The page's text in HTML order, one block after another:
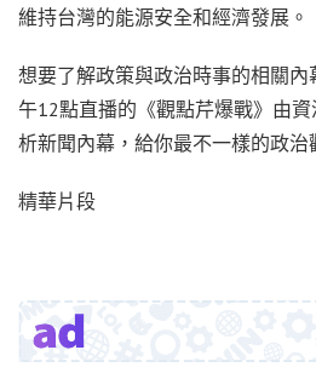
維持台灣的能源安全和經濟發展。
想要了解政策與政治時事的相關內
午12點直播的《觀點芹爆戰》由
析新聞內幕，給你最不一樣的政治
精華片段